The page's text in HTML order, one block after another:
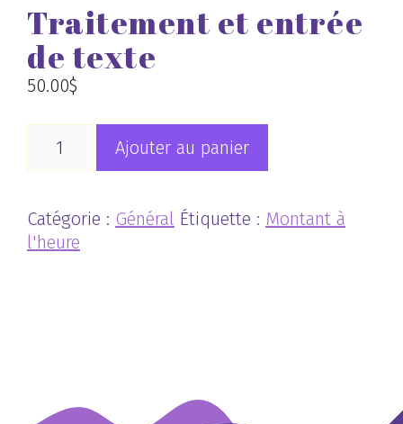
Traitement et entrée
de texte
50.00$
entrée
de
Ajouter au panier
Catégorie : Général Étiquette : Montant à
l'heure